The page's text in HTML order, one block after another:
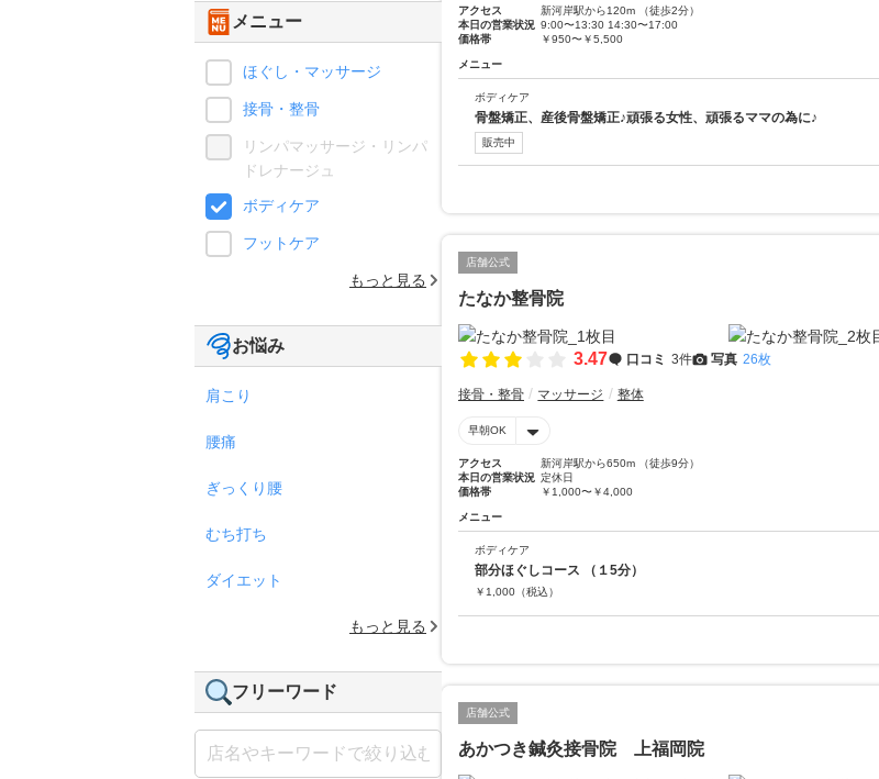
アクセス
新河岸駅から120m （徒歩2分）
本日の営業状況 9:00〜13:30 14:30〜17:00
価格帯
￥950〜￥5,500
メニュー
ボディケア
骨盤矯正、産後骨盤矯正♪頑張る女性、頑張るママの為に♪
販売中
店舗公式
たなか整骨院
3.47 口コミ 3件 写真 26枚
接骨・整骨 マッサージ 整体
早朝OK
アクセス
新河岸駅から650m （徒歩9分）
本日の営業状況 定休日
価格帯
￥1,000〜￥4,000
メニュー
ボディケア
部分ほぐしコース （１5分）
￥ 1,000 （税込）
店舗公式
あかつき鍼灸接骨院 上福岡院
メニュー
ほぐし・マッサージ
接骨・整骨
リンパマッサージ・リンパ
ドレナージュ
ボディケア
フットケア
もっと見る
お悩み
肩こり
腰痛
ぎっくり腰
むち打ち
ダイエット
もっと見る
フリーワード